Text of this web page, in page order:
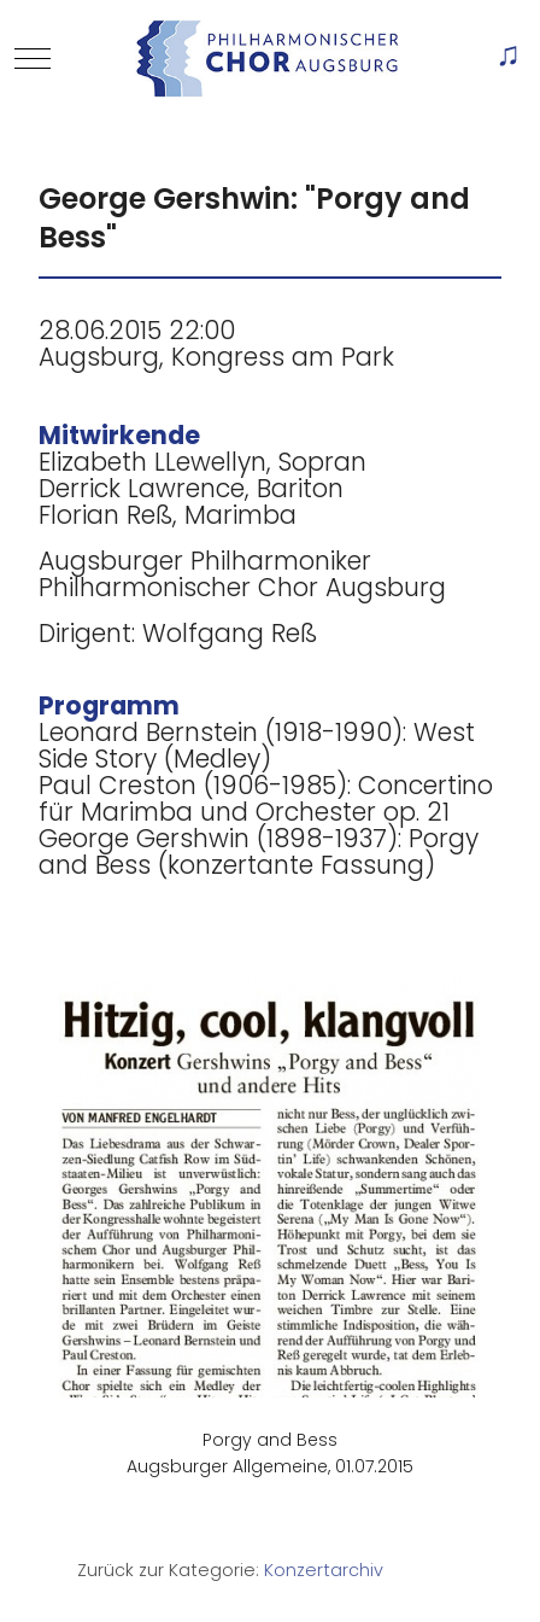
Mobile Menu Toggle
George Gershwin: "Porgy and
Bess"
28.06.2015 22:00
Augsburg, Kongress am Park
Mitwirkende
Elizabeth LLewellyn, Sopran
Derrick Lawrence, Bariton
Florian Reß, Marimba
Augsburger Philharmoniker
Philharmonischer Chor Augsburg
Dirigent: Wolfgang Reß
Programm
Leonard Bernstein (1918-1990): West
Side Story (Medley)
Paul Creston (1906-1985): Concertino
für Marimba und Orchester op. 21
George Gershwin (1898-1937): Porgy
and Bess (konzertante Fassung)
Porgy and Bess
Augsburger Allgemeine, 01.07.2015
Zurück zur Kategorie: Konzertarchiv